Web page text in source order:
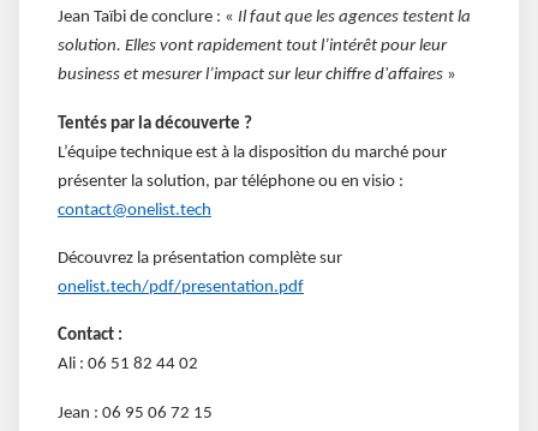
Jean Taïbi de conclure : « Il faut que les agences testent la
solution. Elles vont rapidement tout l’intérêt pour leur
business et mesurer l’impact sur leur chiffre d'affaires »
Tentés par la découverte ?
L’équipe technique est à la disposition du marché pour
présenter la solution, par téléphone ou en visio :
contact@onelist.tech
Découvrez la présentation complète sur
onelist.tech/pdf/presentation.pdf
Contact :
Ali : 06 51 82 44 02
Jean : 06 95 06 72 15